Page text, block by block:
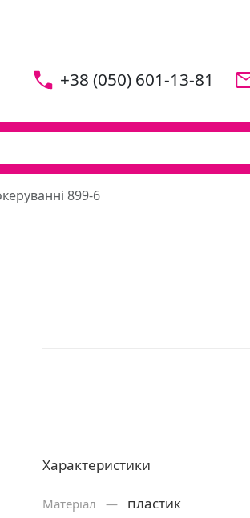
+38 (050) 601-13-81
899-6
Характеристики
Матерiал — пластик